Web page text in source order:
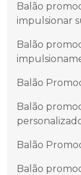
Balão
impulsionar
Balão
Balão
Balão
Balão
Balão